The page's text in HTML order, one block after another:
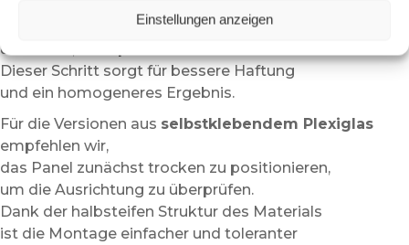
Einstellungen anzeigen
die Oberfläche sorgfältig zu reinigen,
um Staub, Fettspuren oder Rückstände zu entfernen.
Dieser Schritt sorgt für bessere Haftung
und ein homogeneres Ergebnis.
Für die Versionen aus selbstklebendem Plexiglas
empfehlen wir,
das Panel zunächst trocken zu positionieren,
um die Ausrichtung zu überprüfen.
Dank der halbsteifen Struktur des Materials
ist die Montage einfacher und toleranter